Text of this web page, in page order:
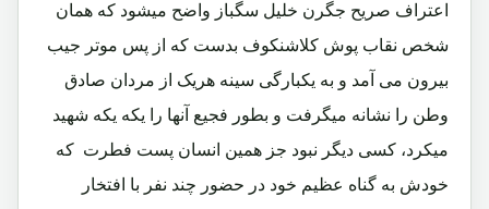
اعتراف صریح جگرن خلیل سگباز واضح میشود که همان
شخص نقاب پوش کلاشنکوف بدست که از پس موتر جیب
بیرون می آمد و به یکبارگی سینه هریک از مردان صادق
وطن را نشانه میگرفت و بطور فجیع آنها را یکه یکه شهید
میکرد، کسی دیگر نبود جز همین انسان پست فطرت که
خودش به گناه عظیم خود در حضور چند نفر با افتخار